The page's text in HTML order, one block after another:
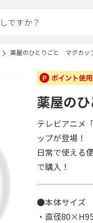
薬屋のひとりごと マグカッ
薬屋の
テレビアニメ
ップが登場！
日常で使える
で購入！
●本体サイズ
・直径